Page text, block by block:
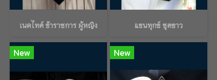
เนคไทด์ ข้าราชการ ผู้หญิง แขนทุกข์ ชุดขาว
New New